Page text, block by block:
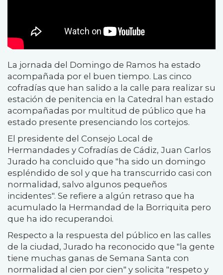
La jornada del Domingo de Ramos ha estado
acompañada por el buen tiempo. Las cinco
cofradías que han salido a la calle para realizar su
estación de penitencia en la Catedral han estado
acompañadas por multitud de público que ha
estado presente presenciando los cortejos.
El presidente del Consejo Local de
Hermandades y Cofradías de Cádiz, Juan Carlos
Jurado ha concluido que "ha sido un domingo
espléndido de sol y que ha transcurrido casi con
normalidad, salvo algunos pequeños
incidentes". Se refiere a algún retraso que ha
acumulado la Hermandad de la Borriquita pero
que ha ido recuperandoi.
Respecto a la respuesta del público en las calles
de la ciudad, Jurado ha reconocido que "la gente
tiene muchas ganas de Semana Santa con
normalidad al cien por cien" y solicita "respeto y